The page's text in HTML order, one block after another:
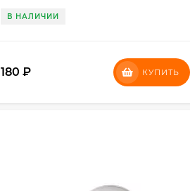
В НАЛИЧИИ
180 ₽ КУПИТЬ